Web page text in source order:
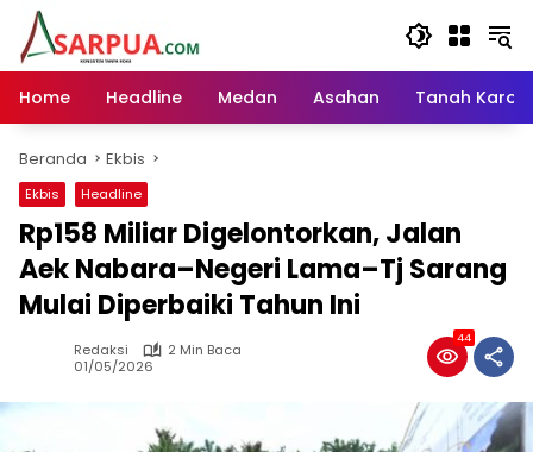
Langsung
konten
Home
Headline Medan Asahan Tanah Karo
Beranda Ekbis
Ekbis Headline
Rp158 Miliar Digelontorkan, Jalan
Aek Nabara–Negeri Lama–Tj Sarang
Mulai Diperbaiki Tahun Ini
Redaksi
2 Min Baca
01/05/2026
44